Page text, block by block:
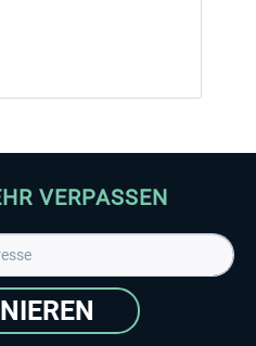
VERPASSEN